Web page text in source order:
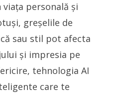
personală și
greșelile de
sau stil pot afecta
și impresia pe
tehnologia AI
care te